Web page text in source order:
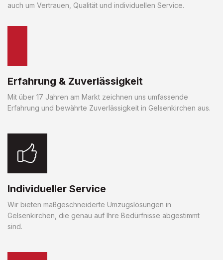
auch um Vertrauen, Qualität und individuellen Service.
Erfahrung & Zuverlässigkeit
Mit über 17 Jahren am Markt zeichnen uns umfassende
Erfahrung und bewährte Zuverlässigkeit in Gelsenkirchen aus.
Individueller Service
Wir bieten maßgeschneiderte Umzugslösungen in
Gelsenkirchen, die genau auf Ihre Bedürfnisse abgestimmt
sind.